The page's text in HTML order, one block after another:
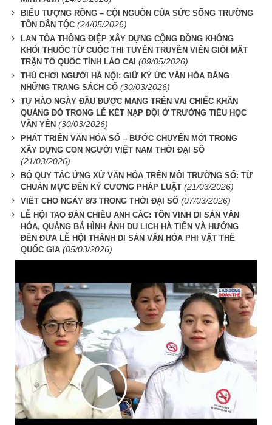
BIỂU TƯỢNG RỒNG – CỘI NGUỒN CỦA SỨC SỐNG TRƯỜNG
TỒN DÂN TỘC (24/05/2026)
LAN TỎA THÔNG ĐIỆP XÂY DỰNG CỘNG ĐỒNG KHÔNG
KHÓI THUỐC TỪ CUỘC THI TUYÊN TRUYỀN VIÊN GIỎI MẶT
TRẬN TỔ QUỐC TỈNH LÀO CAI (09/05/2026)
THÚ CHƠI NGƯỜI HÀ NỘI: GIỮ KÝ ỨC VĂN HÓA BẰNG
NHỮNG TRANG SÁCH CỔ (30/03/2026)
TỰ HÀO NGÀY ĐẦU ĐƯỢC MANG TRÊN VAI CHIẾC KHĂN
QUÀNG ĐỎ TRONG LỄ KẾT NẠP ĐỘI Ở TRƯỜNG TIỂU HỌC
VĂN YÊN (30/03/2026)
PHÁT TRIỂN VĂN HÓA SỐ – BƯỚC CHUYỂN MỚI TRONG
XÂY DỰNG CON NGƯỜI VIỆT NAM THỜI ĐẠI SỐ
(21/03/2026)
BỘ QUY TẮC ỨNG XỬ VĂN HÓA TRÊN MÔI TRƯỜNG SỐ: TỪ
CHUẨN MỰC ĐẾN KỶ CƯƠNG PHÁP LUẬT (21/03/2026)
VIẾT CHO NGÀY 8/3 TRONG THỜI ĐẠI SỐ (07/03/2026)
LỄ HỘI TAO ĐÀN CHIÊU ANH CÁC: TÔN VINH DI SẢN VĂN
HÓA, QUẢNG BÁ HÌNH ẢNH DU LỊCH HÀ TIÊN VÀ HƯỚNG
ĐẾN ĐƯA LỄ HỘI THÀNH DI SẢN VĂN HÓA PHI VẬT THỂ
QUỐC GIA (05/03/2026)